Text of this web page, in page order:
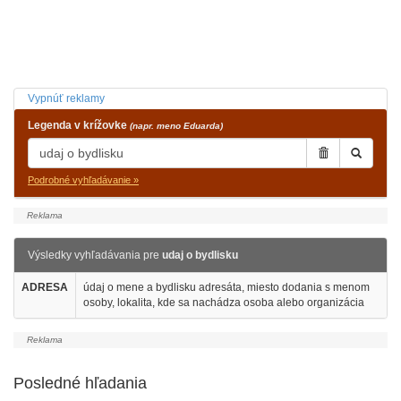
Vypnúť reklamy
Legenda v krížovke (napr. meno Eduarda)
Podrobné vyhľadávanie »
Výsledky vyhľadávania pre udaj o bydlisku
ADRESA
údaj o mene a bydlisku adresáta, miesto dodania s menom
osoby, lokalita, kde sa nachádza osoba alebo organizácia
Posledné hľadania